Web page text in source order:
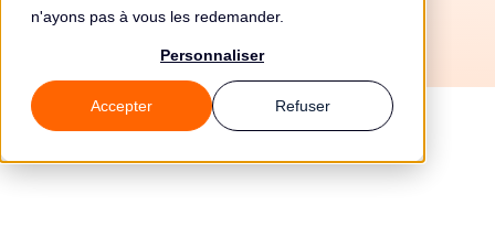
n'ayons pas à vous les redemander.
Personnaliser
Accepter Refuser
En 2018, ALLIANCE FRANCAISE PARIS ILE-
DE-FRANCE, dont l'activité est de type